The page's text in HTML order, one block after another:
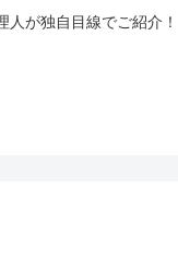
が独自目線でご紹介！